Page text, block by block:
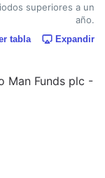
superiores a un
año.
tabla Expandir
Man Funds plc -